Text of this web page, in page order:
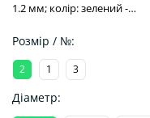
1.2 мм; колір: зелений -
(Джендентал-Україна/
Джендентал-Україна)
Розмір / №:
2 1 3
Діаметр: